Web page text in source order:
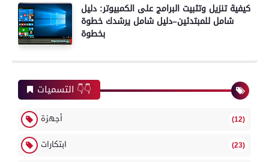
كيفية تنزيل وتثبيت البرامج على الكمبيوتر: دليل
شامل للمبتدئين–دليل شامل يرشدك خطوة
بخطوة
التسميات 👇👇
أجهزة (12)
ابتكارات (23)